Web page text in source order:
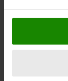
Als u het
locatie, die
scannen